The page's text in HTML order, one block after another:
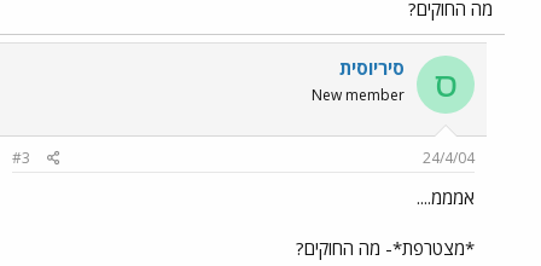
מה החוקים?
ס סיריוסית
New member
24/4/04
#3
אמממ....
*מצטרפת*- מה החוקים?